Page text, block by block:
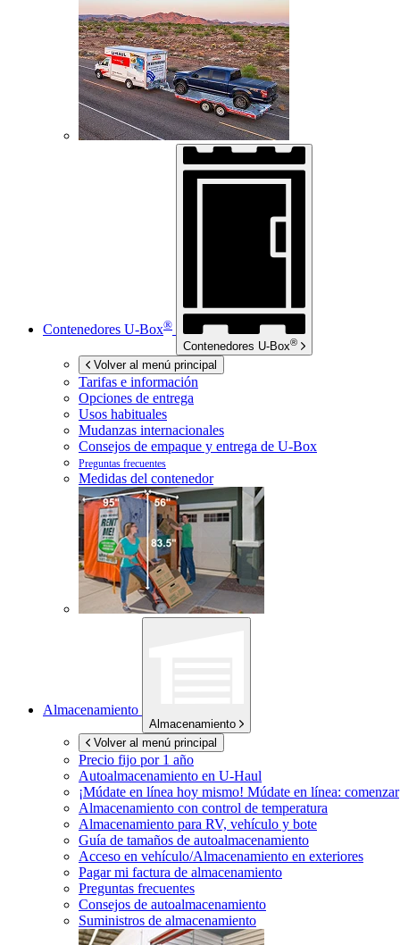
Contenedores U-Box®
Contenedores U-Box®
Volver al menú principal
Tarifas e información
Opciones de entrega
Usos habituales
Mudanzas internacionales
Consejos de empaque y entrega de U-Box
Preguntas frecuentes
Medidas del contenedor
Almacenamiento
Almacenamiento
Volver al menú principal
Precio fijo por 1 año
Autoalmacenamiento en U-Haul
¡Múdate en línea hoy mismo! Múdate en línea: comenzar
Almacenamiento con control de temperatura
Almacenamiento para RV, vehículo y bote
Guía de tamaños de autoalmacenamiento
Acceso en vehículo/Almacenamiento en exteriores
Pagar mi factura de almacenamiento
Preguntas frecuentes
Consejos de autoalmacenamiento
Suministros de almacenamiento